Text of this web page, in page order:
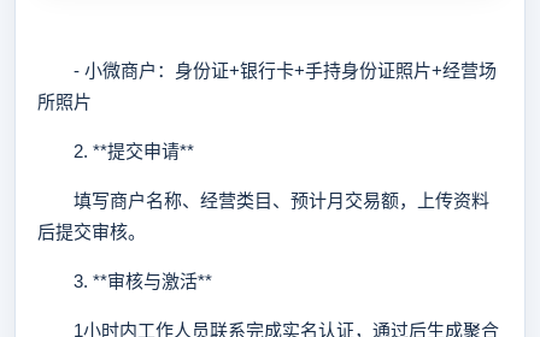
- 小微商户：身份证+银行卡+手持身份证照片+经营场
所照片
2. **提交申请**
填写商户名称、经营类目、预计月交易额，上传资料
后提交审核。
3. **审核与激活**
1小时内工作人员联系完成实名认证，通过后生成聚合